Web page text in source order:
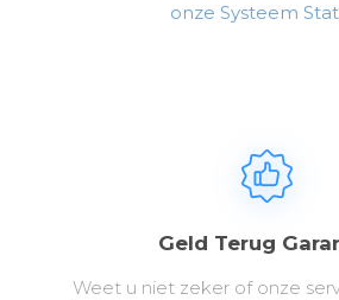
onze Systeem
Geld Terug
Weet u niet zeker of onze